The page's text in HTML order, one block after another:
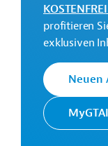
Weitere Details
aufgeführten
gtai-Nr.
Germany Trade
profitieren
exklusiven
Neuen